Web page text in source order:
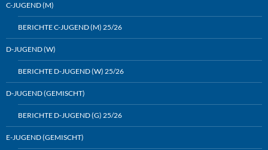
C-JUGEND (M)
BERICHTE C-JUGEND (M) 25/26
D-JUGEND (W)
BERICHTE D-JUGEND (W) 25/26
D-JUGEND (GEMISCHT)
BERICHTE D-JUGEND (G) 25/26
E-JUGEND (GEMISCHT)